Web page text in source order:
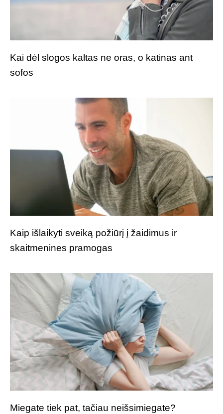
Kai dėl slogos kaltas ne oras, o katinas ant
sofos
Kaip išlaikyti sveiką požiūrį į žaidimus ir
skaitmenines pramogas
Miegate tiek pat, tačiau neišsimiegate?